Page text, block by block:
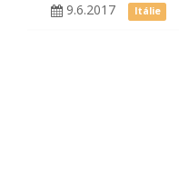
9.6.2017 Itálie